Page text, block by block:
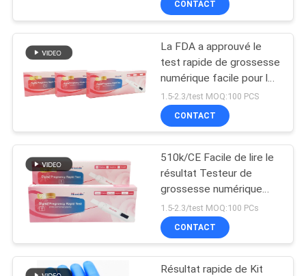
HCG normal
Main gauche
normale
CONTACT
La FDA a approuvé le
test rapide de grossesse
numérique facile pour les
médicaments en vente
libre
1.5-2.3/test MOQ:100 PCS
CONTACT
510k/CE Facile de lire le
résultat Testeur de
grossesse numérique
intégré à la batterie
1.5-2.3/test MOQ:100 PCs
CONTACT
Résultat rapide de Kit